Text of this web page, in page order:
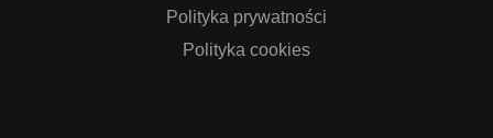
Polityka prywatności
Polityka cookies